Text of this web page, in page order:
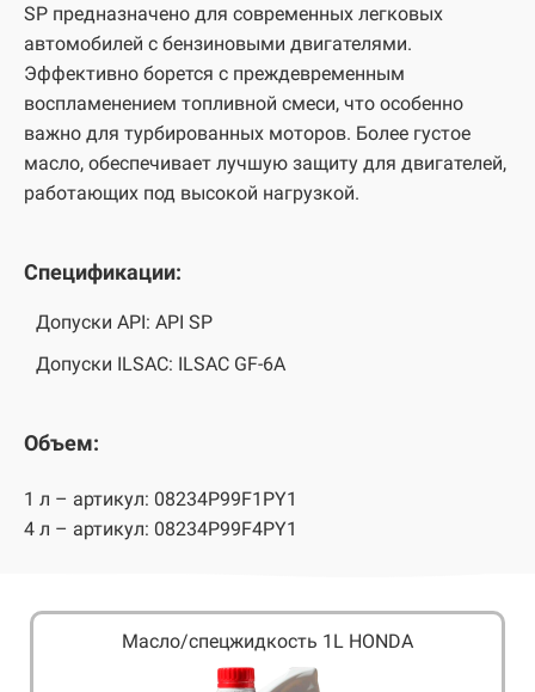
SP предназначено для современных легковых
автомобилей с бензиновыми двигателями.
Эффективно борется с преждевременным
воспламенением топливной смеси, что особенно
важно для турбированных моторов. Более густое
масло, обеспечивает лучшую защиту для двигателей,
работающих под высокой нагрузкой.
Спецификации:
Допуски API: API SP
Допуски ILSAC: ILSAC GF-6A
Объем:
1 л – артикул: 08234P99F1PY1
4 л – артикул: 08234P99F4PY1
Масло/спецжидкость 1L HONDA